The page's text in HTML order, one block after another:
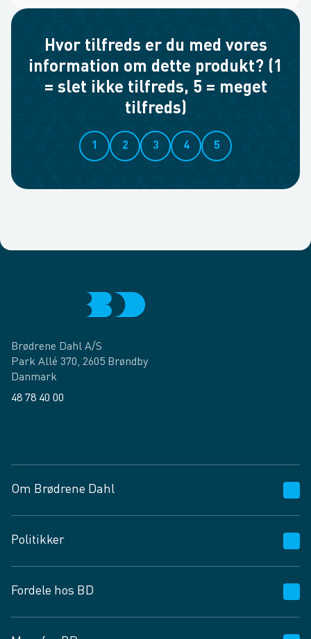
Hvor tilfreds er du med vores
information om dette produkt? (1
= slet ikke tilfreds, 5 = meget
tilfreds)
1 2 3 4 5
Brødrene Dahl A/S
Park Allé 370, 2605 Brøndby
Danmark
48 78 40 00
Om Brødrene Dahl
Vagttelefon 30 10 89 89
Spørgsmål og svar
Job og karriere
Fødevarekontrolrapport
Politikker
Privatlivspolitik
Cookies
Fordele hos BD